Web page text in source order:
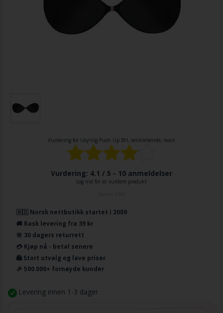
Vurdering for Usynlig Push Up BH, selvklebende, svart
Vurdering: 4.1 / 5 - 10 anmeldelser
Log ind for at vurdere produkt
🇳🇴 Norsk nettbutikk startet i 2009
🚚 Rask levering fra 39 kr
🌸 30 dagers returrett
💳 Kjøp nå - betal senere
🛍️ Stort utvalg og lave priser
🎉 500.000+ fornøyde kunder
Levering innen 1-3 dager